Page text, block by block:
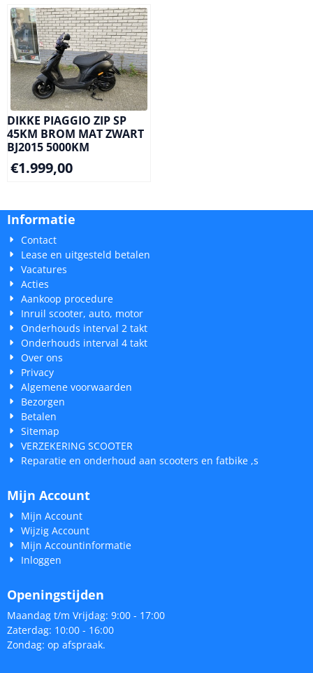
DIKKE PIAGGIO ZIP SP
45KM BROM MAT ZWART
BJ2015 5000KM
€1.999,00
Informatie
Contact
Lease en uitgesteld betalen
Vacatures
Acties
Aankoop procedure
Inruil scooter, auto, motor
Onderhouds interval 2 takt
Onderhouds interval 4 takt
Over ons
Privacy
Algemene voorwaarden
Bezorgen
Betalen
Sitemap
VERZEKERING SCOOTER
Reparatie en onderhoud aan scooters en fatbike ,s
Mijn Account
Mijn Account
Wijzig Account
Mijn Accountinformatie
Inloggen
Openingstijden
Maandag t/m Vrijdag: 9:00 - 17:00
Zaterdag: 10:00 - 16:00
Zondag: op afspraak.